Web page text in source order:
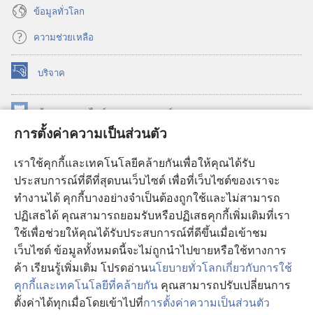
การตั้งค่าความเป็นส่วนตัว
เราใช้คุกกี้และเทคโนโลยีคล้ายกันเพื่อให้คุณได้รับ
ประสบการณ์ที่ดีที่สุดบนเว็บไซต์ เพื่อที่เว็บไซต์ของเราจะ
ทำงานได้ คุกกี้บางอย่างจำเป็นต้องถูกใช้และไม่สามารถ
ปฏิเสธได้ คุณสามารถยอมรับหรือปฏิเสธคุกกี้เพิ่มเติมที่เรา
ใช้เพื่อช่วยให้คุณได้รับประสบการณ์ที่ดีขึ้นเมื่อเข้าชม
เว็บไซต์ ข้อมูลทั้งหมดนี้จะไม่ถูกนำไปขายหรือใช้ทางการ
ค้า เรียนรู้เพิ่มเติม โปรดอ่านนโยบายทั่วโลกเกี่ยวกับการใช้
คุกกี้และเทคโนโลยีที่คล้ายกัน คุณสามารถปรับเปลี่ยนการ
ตั้งค่าได้ทุกเมื่อโดยเข้าไปที่การตั้งค่าความเป็นส่วนตัว
ข้อมูล​ทั่ว​โลก
ความช่วยเหลือ
บริจาค
(เปิด
หน้าต่าง
ใหม่) ห้องสมุดออนไลน์ของวอชเทาเวอร์
หน้าต่าง
®
หน้าต่าง
ใหม่) JW Library®
ห้องสมุดว็อชเทาเวอร์ ®
Copyright© 2026 Watch Tower Bible and Tract Society of Pennsylvania.
เงื่อนไขการใช้งาน| นโยบายการคุ้มครองข้อมูลส่วนบุคคล |การตั้งค่า